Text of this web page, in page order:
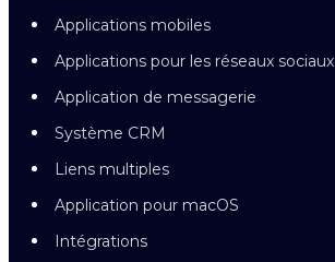
Applications mobiles
Applications pour les réseaux sociaux
Application de messagerie
Système CRM
Liens multiples
Application pour macOS
Intégrations